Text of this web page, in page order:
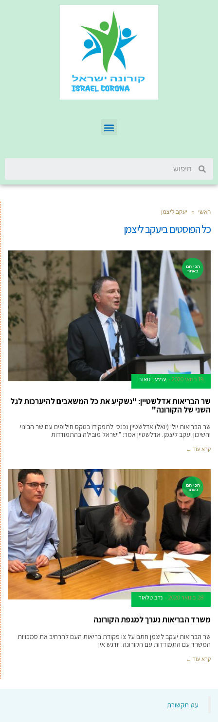
ראשי » יעקב ליצמן
כל הפוסטים ביעקב ליצמן
הכי חם
באתר
19 במאי 2020 עמיעד טאוב
שר הבריאות אדלשטיין: "נשקיע את כל המשאבים להיערכות לגל
השני של הקורונה"
שר הבריאות יולי (יואל) אדלשטיין נכנס לתפקידו בטקס חילופים עם שר הבינוי
והשיכון יעקב ליצמן. אדלשטיין אמר: "ישראל מובילה בהתמודדות
קרא עוד ←
הכי חם
באתר
28 בינואר 2020 נדב טלאור
משרד הבריאות נערך למגפת הקורונה
שר הבריאות יעקב ליצמן חתם על צו פקודת בריאות העם להרחיב את סמכויות
המשרד עם התמודדות עם הקורונה. יודגש אין
קרא עוד ←
‏עט תקשורת‏